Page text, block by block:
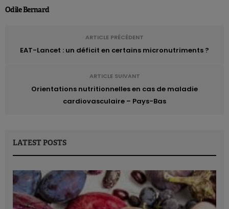
Odile Bernard
ARTICLE PRÉCÉDENT
EAT-Lancet : un déficit en certains micronutriments ?
ARTICLE SUIVANT
Orientations nutritionnelles en cas de maladie
cardiovasculaire – Pays-Bas
LATEST POSTS